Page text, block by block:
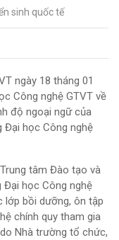
sinh quốc tế
ngày 18 tháng 01
Công nghệ GTVT về
độ ngoại ngữ của
Đại học Công nghệ
tâm Đào tạo và
Đại học Công nghệ
lớp bồi dưỡng, ôn tập
chính quy tham gia
Nhà trường tổ chức,